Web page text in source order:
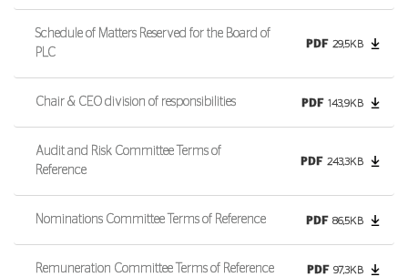
Schedule of Matters Reserved for the Board of
PLC
PDF 29,5KB
Chair & CEO division of responsibilities PDF 143,9KB
Audit and Risk Committee Terms of
Reference
PDF 243,3KB
Nominations Committee Terms of Reference PDF 86,5KB
Remuneration Committee Terms of Reference PDF 97,3KB